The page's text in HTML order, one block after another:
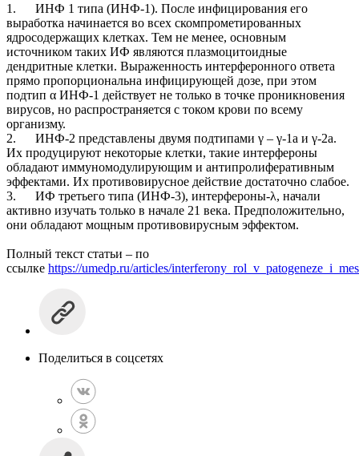
1. ИНФ 1 типа (ИНФ-1). После инфицирования его
выработка начинается во всех скомпрометированных
ядросодержащих клетках. Тем не менее, основным
источником таких ИФ являются плазмоцитоидные
дендритные клетки. Выраженность интерферонного ответа
прямо пропорциональна инфицирующей дозе, при этом
подтип α ИНФ-1 действует не только в точке проникновения
вирусов, но распространяется с током крови по всему
организму.
2. ИНФ-2 представлены двумя подтипами γ – γ-1а и γ-2а.
Их продуцируют некоторые клетки, такие интерфероны
обладают иммуномодулирующим и антипролиферативным
эффектами. Их противовирусное действие достаточно слабое.
3. ИФ третьего типа (ИНФ-3), интерфероны-λ, начали
активно изучать только в начале 21 века. Предположительно,
они обладают мощным противовирусным эффектом.
Полный текст статьи – по
ссылке https://umedp.ru/articles/
Поделиться в соцсетях